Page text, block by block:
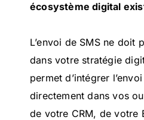
écosystème digital
L’envoi de SMS ne doit
dans votre stratégie
permet d’intégrer
directement dans vos
de votre CRM, de votre